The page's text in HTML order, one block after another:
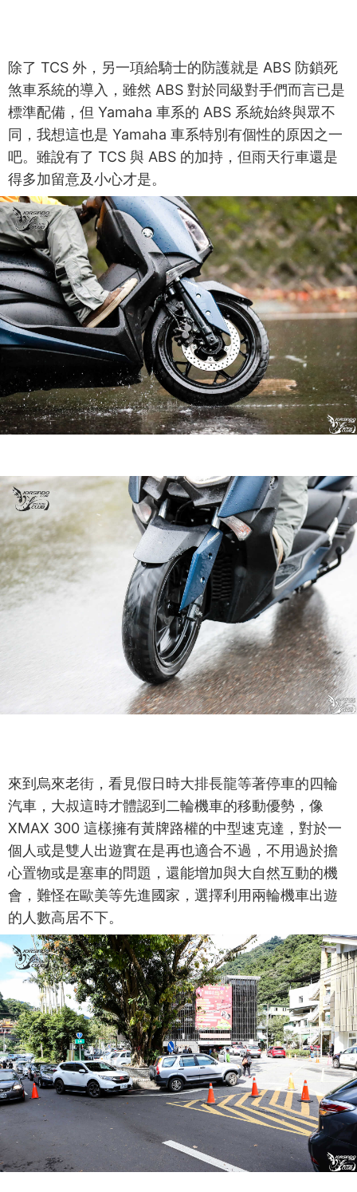
除了 TCS 外，另一項給騎士的防護就是 ABS 防鎖死
煞車系統的導入，雖然 ABS 對於同級對手們而言已是
標準配備，但 Yamaha 車系的 ABS 系統始終與眾不
同，我想這也是 Yamaha 車系特別有個性的原因之一
吧。雖說有了 TCS 與 ABS 的加持，但雨天行車還是
得多加留意及小心才是。
來到烏來老街，看見假日時大排長龍等著停車的四輪
汽車，大叔這時才體認到二輪機車的移動優勢，像
XMAX 300 這樣擁有黃牌路權的中型速克達，對於一
個人或是雙人出遊實在是再也適合不過，不用過於擔
心置物或是塞車的問題，還能增加與大自然互動的機
會，難怪在歐美等先進國家，選擇利用兩輪機車出遊
的人數高居不下。